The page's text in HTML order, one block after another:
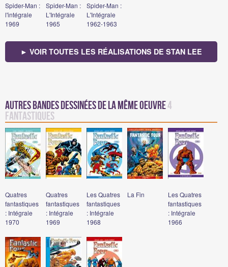
Spider-Man :
l'intégrale
1969
Spider-Man :
L'Intégrale
1965
Spider-Man :
L'Intégrale
1962-1963
► VOIR TOUTES LES RÉALISATIONS DE STAN LEE
Autres bandes dessinées de la même oeuvre4
fantastiques
Quatres
fantastiques
: Intégrale
1970
Quatres
fantastiques
: Intégrale
1969
Les Quatres
fantastiques
: Intégrale
1968
La Fin
Les Quatres
fantastiques
: Intégrale
1966